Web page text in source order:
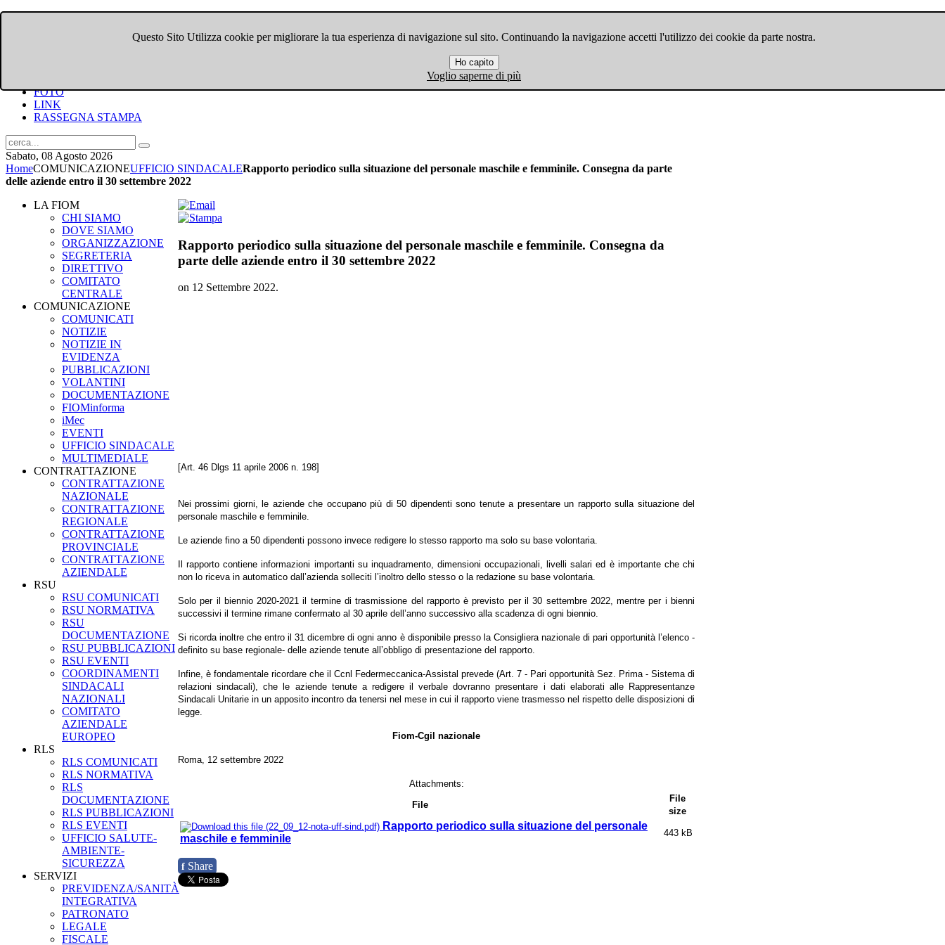
Questo Sito Utilizza cookie per migliorare la tua esperienza di navigazione sul sito. Continuando la navigazione accetti l'utilizzo dei cookie da parte nostra.
Ho capito
Voglio saperne di più
FOTO
LINK
RASSEGNA STAMPA
Sabato, 08 Agosto 2026
HomeCOMUNICAZIONEUFFICIO SINDACALERapporto periodico sulla situazione del personale maschile e femminile. Consegna da parte
delle aziende entro il 30 settembre 2022
Rapporto periodico sulla situazione del personale maschile e femminile. Consegna da
parte delle aziende entro il 30 settembre 2022
on 12 Settembre 2022.
[Art. 46 Dlgs 11 aprile 2006 n. 198]
Nei prossimi giorni, le aziende che occupano più di 50 dipendenti sono tenute a presentare un rapporto sulla situazione del
personale maschile e femminile.
Le aziende fino a 50 dipendenti possono invece redigere lo stesso rapporto ma solo su base volontaria.
Il rapporto contiene informazioni importanti su inquadramento, dimensioni occupazionali, livelli salari ed è importante che chi
non lo riceva in automatico dall’azienda solleciti l’inoltro dello stesso o la redazione su base volontaria.
Solo per il biennio 2020-2021 il termine di trasmissione del rapporto è previsto per il 30 settembre 2022, mentre per i bienni
successivi il termine rimane confermato al 30 aprile dell’anno successivo alla scadenza di ogni biennio.
Si ricorda inoltre che entro il 31 dicembre di ogni anno è disponibile presso la Consigliera nazionale di pari opportunità l’elenco -
definito su base regionale- delle aziende tenute all’obbligo di presentazione del rapporto.
Infine, è fondamentale ricordare che il Ccnl Federmeccanica-Assistal prevede (Art. 7 - Pari opportunità Sez. Prima - Sistema di
relazioni sindacali), che le aziende tenute a redigere il verbale dovranno presentare i dati elaborati alle Rappresentanze
Sindacali Unitarie in un apposito incontro da tenersi nel mese in cui il rapporto viene trasmesso nel rispetto delle disposizioni di
legge.
Fiom-Cgil nazionale
Roma, 12 settembre 2022
Attachments:
File
File
size
Rapporto periodico sulla situazione del personale
maschile e femminile
443 kB
f Share
LA FIOM
CHI SIAMO
DOVE SIAMO
ORGANIZZAZIONE
SEGRETERIA
DIRETTIVO
COMITATO
CENTRALE
COMUNICAZIONE
COMUNICATI
NOTIZIE
NOTIZIE IN
EVIDENZA
PUBBLICAZIONI
VOLANTINI
DOCUMENTAZIONE
FIOMinforma
iMec
EVENTI
UFFICIO SINDACALE
MULTIMEDIALE
CONTRATTAZIONE
CONTRATTAZIONE
NAZIONALE
CONTRATTAZIONE
REGIONALE
CONTRATTAZIONE
PROVINCIALE
CONTRATTAZIONE
AZIENDALE
RSU
RSU COMUNICATI
RSU NORMATIVA
RSU
DOCUMENTAZIONE
RSU PUBBLICAZIONI
RSU EVENTI
COORDINAMENTI
SINDACALI
NAZIONALI
COMITATO
AZIENDALE
EUROPEO
RLS
RLS COMUNICATI
RLS NORMATIVA
RLS
DOCUMENTAZIONE
RLS PUBBLICAZIONI
RLS EVENTI
UFFICIO SALUTE-
AMBIENTE-
SICUREZZA
SERVIZI
PREVIDENZA/SANITÀ
INTEGRATIVA
PATRONATO
LEGALE
FISCALE